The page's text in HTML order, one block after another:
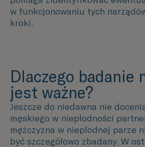
w funkcjonowaniu tych
kroki.
Dlaczego badanie
jest ważne?
Jeszcze do niedawna nie
męskiego w niepłodności
mężczyzna w niepłodnej parze
być szczegółowo zbadany. W